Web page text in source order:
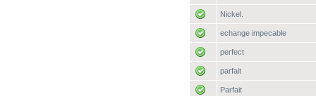
Nickel.
echange impecable
perfect
parfait
Parfait